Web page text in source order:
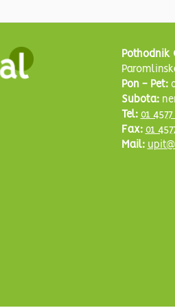
Pothodnik
Pon - Pet:
Subota:
Tel: 01
Fax: 01
Mail: